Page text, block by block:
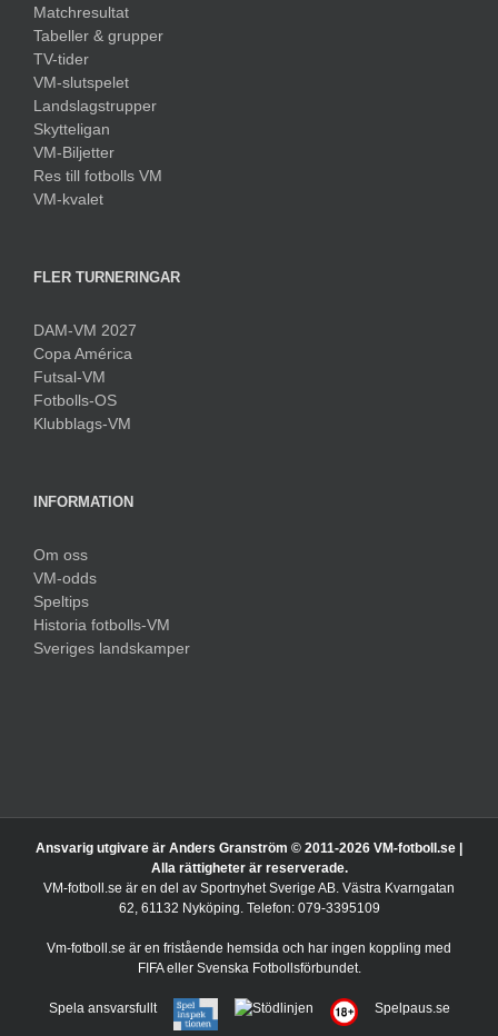
Matchresultat
Tabeller & grupper
TV-tider
VM-slutspelet
Landslagstrupper
Skytteligan
VM-Biljetter
Res till fotbolls VM
VM-kvalet
FLER TURNERINGAR
DAM-VM 2027
Copa América
Futsal-VM
Fotbolls-OS
Klubblags-VM
INFORMATION
Om oss
VM-odds
Speltips
Historia fotbolls-VM
Sveriges landskamper
Ansvarig utgivare är Anders Granström © 2011-2026 VM-fotboll.se |
Alla rättigheter är reserverade.
VM-fotboll.se är en del av Sportnyhet Sverige AB. Västra Kvarngatan
62, 61132 Nyköping. Telefon: 079-3395109
Vm-fotboll.se är en fristående hemsida och har ingen koppling med
FIFA eller Svenska Fotbollsförbundet.
Spela ansvarsfullt Spelpaus.se